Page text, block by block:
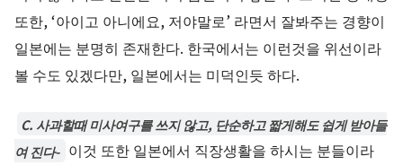
또한, ‘아이고 아니에요, 저야말로’ 라면서 잘봐주는 경향이
일본에는 분명히 존재한다. 한국에서는 이런것을 위선이라
볼 수도 있겠다만, 일본에서는 미덕인듯 하다.
C. 사과할때 미사여구를 쓰지 않고, 단순하고 짧게해도 쉽게 받아들
여 진다- 이것 또한 일본에서 직장생활을 하시는 분들이라